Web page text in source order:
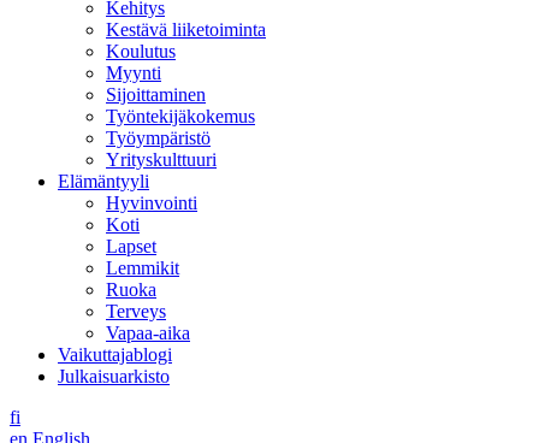
Kehitys
Kestävä liiketoiminta
Koulutus
Myynti
Sijoittaminen
Työntekijäkokemus
Työympäristö
Yrityskulttuuri
Elämäntyyli
Hyvinvointi
Koti
Lapset
Lemmikit
Ruoka
Terveys
Vapaa-aika
Vaikuttajablogi
Julkaisuarkisto
fi
en English